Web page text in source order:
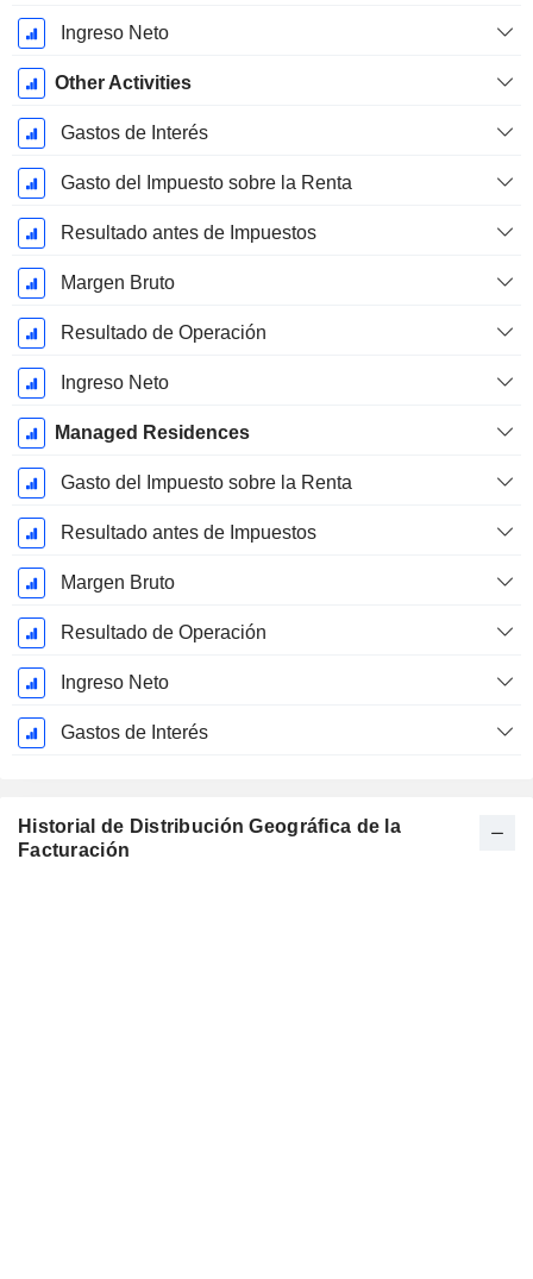
Ingreso Neto
Other Activities
Gastos de Interés
Gasto del Impuesto sobre la Renta
Resultado antes de Impuestos
Margen Bruto
Resultado de Operación
Ingreso Neto
Managed Residences
Gasto del Impuesto sobre la Renta
Resultado antes de Impuestos
Margen Bruto
Resultado de Operación
Ingreso Neto
Gastos de Interés
Historial de Distribución Geográfica de la
Facturación